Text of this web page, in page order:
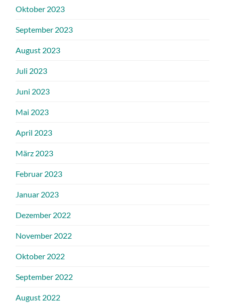
Oktober 2023
September 2023
August 2023
Juli 2023
Juni 2023
Mai 2023
April 2023
März 2023
Februar 2023
Januar 2023
Dezember 2022
November 2022
Oktober 2022
September 2022
August 2022